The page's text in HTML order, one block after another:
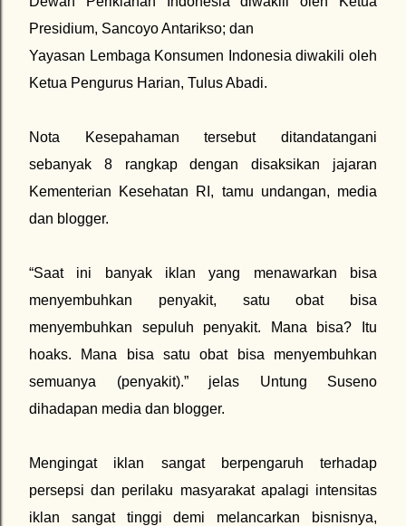
Presidium, Sancoyo Antarikso; dan
Yayasan Lembaga Konsumen Indonesia diwakili oleh
Ketua Pengurus Harian, Tulus Abadi.
Nota Kesepahaman tersebut ditandatangani
sebanyak 8 rangkap dengan disaksikan jajaran
Kementerian Kesehatan RI, tamu undangan, media
dan blogger.
“Saat ini banyak iklan yang menawarkan bisa
menyembuhkan penyakit, satu obat bisa
menyembuhkan sepuluh penyakit. Mana bisa? Itu
hoaks. Mana bisa satu obat bisa menyembuhkan
semuanya (penyakit).” jelas Untung Suseno
dihadapan media dan blogger.
Mengingat iklan sangat berpengaruh terhadap
persepsi dan perilaku masyarakat apalagi intensitas
iklan sangat tinggi demi melancarkan bisnisnya,